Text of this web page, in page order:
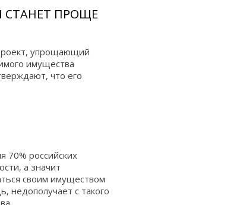
СТАНЕТ ПРОЩЕ
упрощающий
имущества
что его
70% российских
а значит
своим имуществом
недополучает с такого